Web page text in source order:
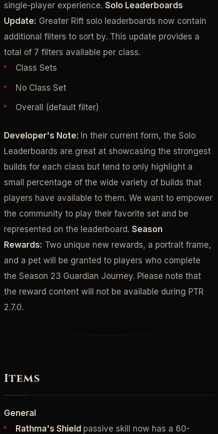
single-player experience. Solo Leaderboards
Update: Greater Rift solo leaderboards now contain
additional filters to sort by. This update provides a
total of 7 filters available per class.
Class Sets
No Class Set
Overall (default filter)
Developer's Note: In their current form, the Solo
Leaderboards are great at showcasing the strongest
builds for each class but tend to only highlight a
small percentage of the wide variety of builds that
players have available to them. We want to empower
the community to play their favorite set and be
represented on the leaderboard. Season
Rewards: Two unique new rewards, a portrait frame,
and a pet will be granted to players who complete
the Season 23 Guardian Journey. Please note that
the reward content will not be available during PTR
2.7.0.
Items
General
Rathma's Shield passive skill now has a 60-